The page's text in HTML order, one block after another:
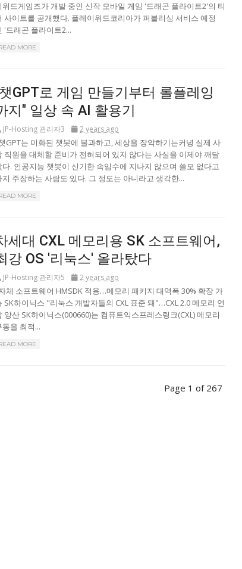
위드게임즈가 개발 중인 신작 모바일 게임 '드래곤 플라이트2'의 티
사이트를 공개했다. 플레이위드코리아가 퍼블리싱 서비스 예정
'드래곤 플라이트2...
MORE
GPT로 게임 만들기부터 롤플레잉
지" 일상 속 AI 활용기
JP-Hosting 관리자3 2 years ago
GPT는 미화된 챗봇에 불과하고, 세상을 장악하기는커녕 실제 사
직원을 대체할 준비가 전혀되어 있지 않다는 사실을 이제야 깨달
다. 인공지능 챗봇이 신기한 속임수에 지나지 않으며 쓸모 없다고
지 주장하는 사람도 있다. 그 정도는 아니라고 생각한...
MORE
세대 CXL 메모리용 SK 소프트웨어,
강 OS '리눅스' 올라탔다
JP-Hosting 관리자5 2 years ago
체 소프트웨어 HMSDK 적용…메모리 패키지 대역폭 30% 확장 가
SK하이닉스 "리눅스 개발자들의 CXL 표준 돼"…CXL 2.0 메모리 연
양산 SK하이닉스(000660)는 컴퓨트익스프레스링크(CXL) 메모리
동을 최적...
MORE
Page 1 of 267